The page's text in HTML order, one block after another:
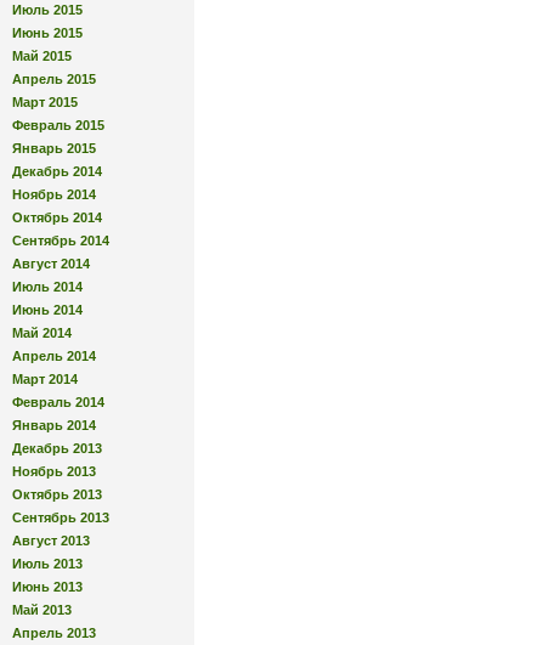
Июль 2015
Июнь 2015
Май 2015
Апрель 2015
Март 2015
Февраль 2015
Январь 2015
Декабрь 2014
Ноябрь 2014
Октябрь 2014
Сентябрь 2014
Август 2014
Июль 2014
Июнь 2014
Май 2014
Апрель 2014
Март 2014
Февраль 2014
Январь 2014
Декабрь 2013
Ноябрь 2013
Октябрь 2013
Сентябрь 2013
Август 2013
Июль 2013
Июнь 2013
Май 2013
Апрель 2013